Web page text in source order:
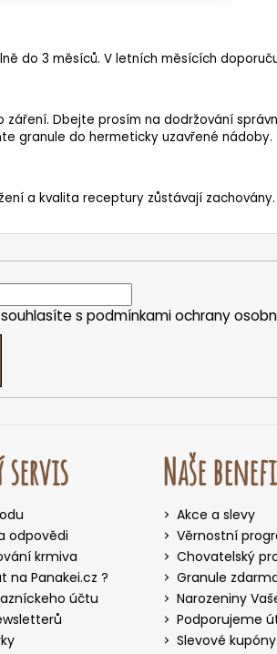
do 3 měsíců. V letních měsících
Dbejte prosím na dodržování
granule do hermeticky uzavřené nádoby.
a kvalita receptury zůstávají zachovány.
s podmínkami ochrany
servis
odpovědi
krmiva
na Panakei.cz ?
účtu
Naše
Akce a slevy
Věrnostní
Chovatelský
Granule
Narozeniny
Podporujeme
Slevové kupóny